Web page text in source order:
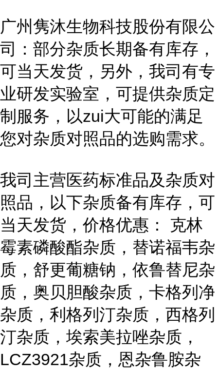
广州隽沐生物科技股份有限公
司：部分杂质长期备有库存，
可当天发货，另外，我司有专
业研发实验室，可提供杂质定
制服务，以zui大可能的满足
您对杂质对照品的选购需求。
我司主营医药标准品及杂质对
照品，以下杂质备有库存，可
当天发货，价格优惠： 克林
霉素磷酸酯杂质，替诺福韦杂
质，舒更葡糖钠，依鲁替尼杂
质，奥贝胆酸杂质，卡格列净
杂质，利格列汀杂质，西格列
汀杂质，埃索美拉唑杂质，
LCZ3921杂质，恩杂鲁胺杂